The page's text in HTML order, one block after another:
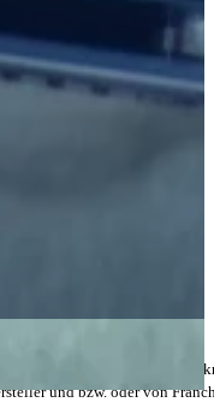
heutigen Halbleiter- und
und bzw. oder von